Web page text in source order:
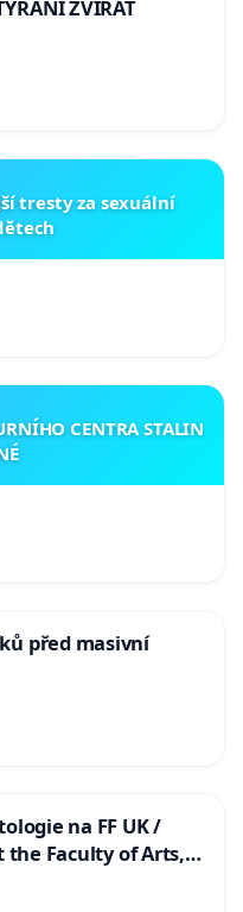
ZVÍŘAT
tresty za sexuální
CENTRA STALIN
před masivní
na FF UK /
the Faculty of Arts,